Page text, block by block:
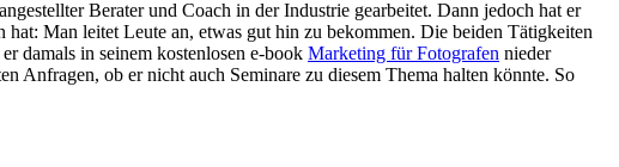
Berater und Coach in der Industrie gearbeitet. Dann jedoch hat er
Man leitet Leute an, etwas gut hin zu bekommen. Die beiden Tätigkeiten
damals in seinem kostenlosen e-book Marketing für Fotografen nieder
Anfragen, ob er nicht auch Seminare zu diesem Thema halten könnte. So